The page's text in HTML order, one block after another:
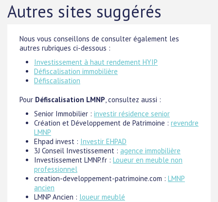
Autres sites suggérés
Nous vous conseillons de consulter également les
autres rubriques ci-dessous :
Investissement à haut rendement HYIP
Défiscalisation immobilière
Défiscalisation
Pour Défiscalisation LMNP, consultez aussi :
Senior Immobilier : investir résidence senior
Création et Développement de Patrimoine : revendre
LMNP
Ehpad invest : Investir EHPAD
3J Conseil Investissement : agence immobilière
Investissement LMNP.fr : Loueur en meuble non
professionnel
creation-developpement-patrimoine.com : LMNP
ancien
LMNP Ancien : loueur meublé